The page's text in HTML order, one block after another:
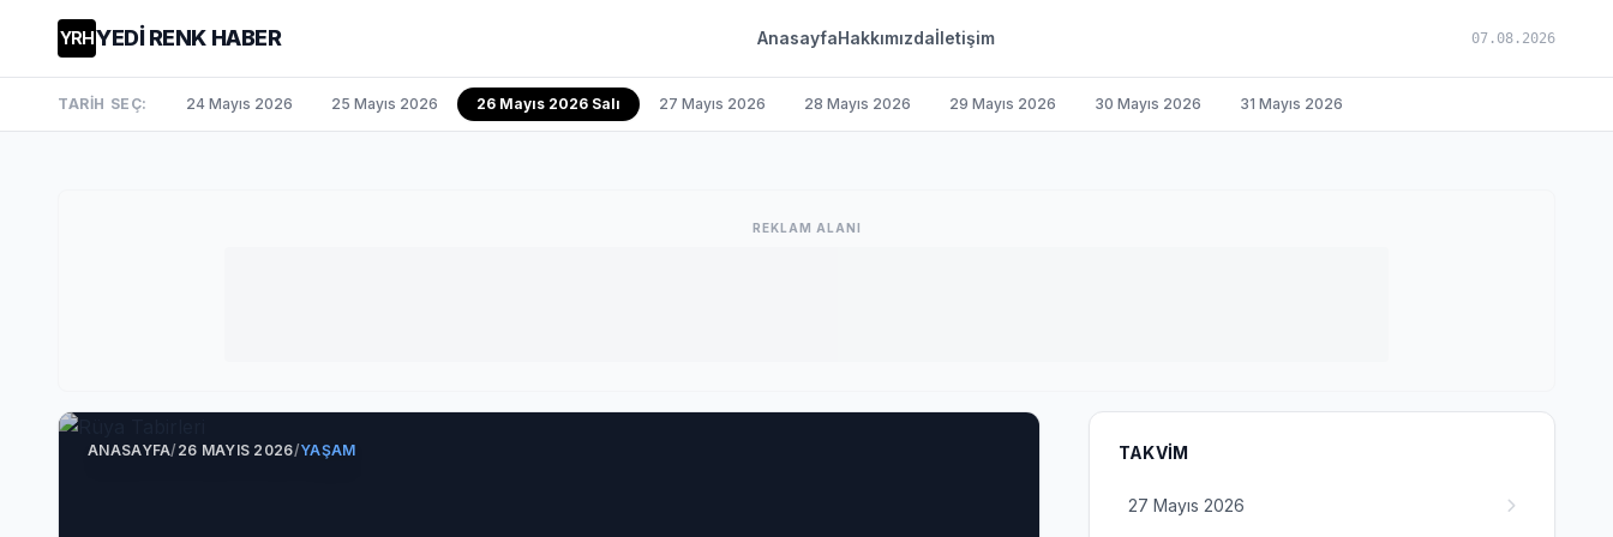
YRHYEDİ RENK HABER AnasayfaHakkımızdaİletişim 07.08.2026
TARİH SEÇ: 24 Mayıs 2026 25 Mayıs 2026 26 Mayıs 2026 Salı 27 Mayıs 2026 28 Mayıs 2026 29 Mayıs 2026 30 Mayıs 2026 31 Mayıs 2026
REKLAM ALANI
ANASAYFA/26 MAYIS 2026/YAŞAM TAKVIM
27 Mayıs 2026